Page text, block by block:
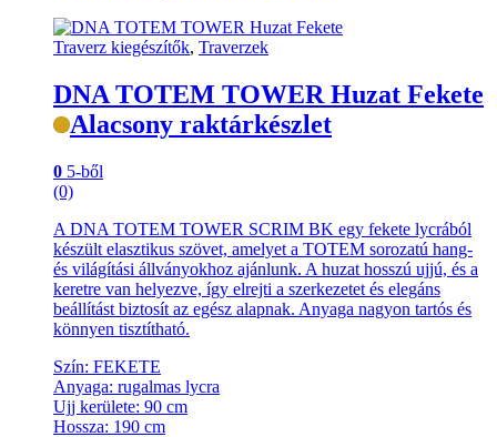
Traverz kiegészítők, Traverzek
DNA TOTEM TOWER Huzat Fekete
Alacsony raktárkészlet
0 5-ből
(0)
A DNA TOTEM TOWER SCRIM BK egy fekete lycrából
készült elasztikus szövet, amelyet a TOTEM sorozatú hang-
és világítási állványokhoz ajánlunk. A huzat hosszú ujjú, és a
keretre van helyezve, így elrejti a szerkezetet és elegáns
beállítást biztosít az egész alapnak. Anyaga nagyon tartós és
könnyen tisztítható.
Szín: FEKETE
Anyaga: rugalmas lycra
Ujj kerülete: 90 cm
Hossza: 190 cm